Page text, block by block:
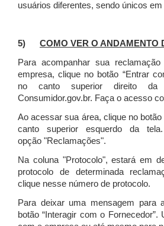
usuários diferentes, sendo únicos
5) COMO VER O ANDAMENTO
Para acompanhar sua
empresa, clique no botão “Entrar
no canto superior direito da
Consumidor.gov.br. Faça o acesso
Ao acessar sua área, clique no
canto superior esquerdo da
opção "Reclamações".
Na coluna "Protocolo", estará em
protocolo de determinada
clique nesse número de protocolo.
Para deixar uma mensagem para
botão “Interagir com o